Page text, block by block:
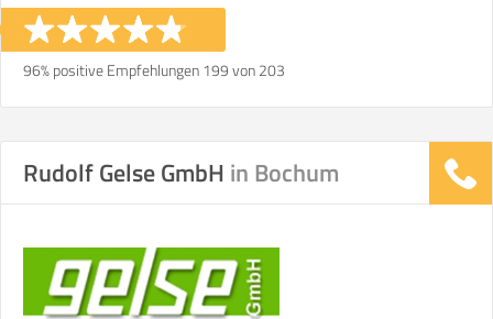
96% positive Empfehlungen 199 von 203
Rudolf Gelse GmbH in Bochum